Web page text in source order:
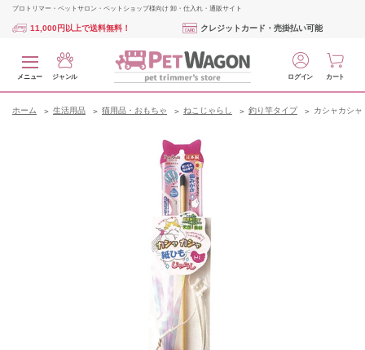
プロトリマー・ペットサロン・ペットショップ様向け 卸・仕入れ・通販サイト
11,000円以上で送料無料！ クレジットカード・売掛払い可能
メニュー ジャンル ログイン カート
ホーム 生活用品 猫用品・おもちゃ ねこじゃらし 釣り竿タイプ カシャカシ